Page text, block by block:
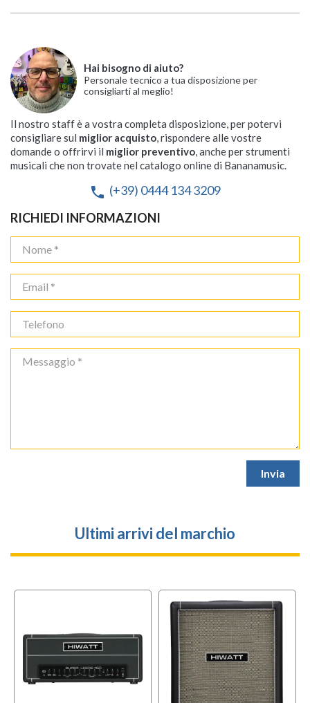
Hai bisogno di aiuto?
Personale tecnico a tua disposizione per
consigliarti al meglio!
Il nostro staff è a vostra completa disposizione, per potervi
consigliare sul miglior acquisto, rispondere alle vostre
domande o offrirvi il miglior preventivo, anche per strumenti
musicali che non trovate nel catalogo online di Bananamusic.
phone (+39) 0444 134 3209
RICHIEDI INFORMAZIONI
Ultimi arrivi del marchio